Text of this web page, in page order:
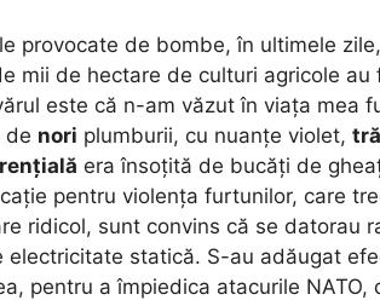
provocate de bombe, în ultimele zile,
mii de hectare de culturi agricole au
este că n-am văzut în viața mea
de nori plumburii, cu nuanțe violet,
era însoțită de bucăți de
pentru violența furtunilor, care
ridicol, sunt convins că se datorau
electricitate statică. S-au adăugat
pentru a împiedica atacurile NATO,